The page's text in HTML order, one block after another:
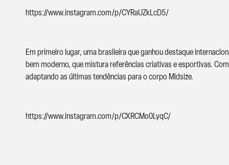
https://www.instagram.com/p/CYRaUZkLcD5/
Em primeiro lugar, uma brasileira que ganhou destaque
bem moderno, que mistura referências criativas e esportivas.
adaptando as últimas tendências para o corpo Midsize.
https://www.instagram.com/p/CXRCMo0LyqC/